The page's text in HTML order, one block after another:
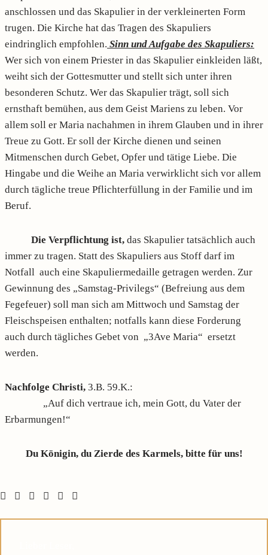
anschlossen und das Skapulier in der verkleinerten Form
trugen. Die Kirche hat das Tragen des Skapuliers
eindringlich empfohlen. Sinn und Aufgabe des Skapuliers:
Wer sich von einem Priester in das Skapulier einkleiden läßt,
weiht sich der Gottesmutter und stellt sich unter ihren
besonderen Schutz. Wer das Skapulier trägt, soll sich
ernsthaft bemühen, aus dem Geist Mariens zu leben. Vor
allem soll er Maria nachahmen in ihrem Glauben und in ihrer
Treue zu Gott. Er soll der Kirche dienen und seinen
Mitmenschen durch Gebet, Opfer und tätige Liebe. Die
Hingabe und die Weihe an Maria verwirklicht sich vor allem
durch tägliche treue Pflichterfüllung in der Familie und im
Beruf.
Die Verpflichtung ist, das Skapulier tatsächlich auch
immer zu tragen. Statt des Skapuliers aus Stoff darf im
Notfall auch eine Skapuliermedaille getragen werden. Zur
Gewinnung des „Samstag-Privilegs“ (Befreiung aus dem
Fegefeuer) soll man sich am Mittwoch und Samstag der
Fleischspeisen enthalten; notfalls kann diese Forderung
auch durch tägliches Gebet von „3Ave Maria“ ersetzt
werden.
Nachfolge Christi, 3.B. 59.K.:
„Auf dich vertraue ich, mein Gott, du Vater der
Erbarmungen!“
Du Königin, du Zierde des Karmels, bitte für uns!